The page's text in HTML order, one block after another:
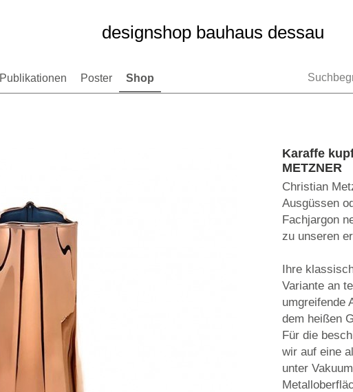
designshop bauhaus dessau
Publikationen Poster Shop
Karaffe
METZNER
Christian
Ausgüssen
Fachjargon
zu unseren
Ihre
Variante an
umgreifende
dem heißen
Für die
wir auf eine
unter